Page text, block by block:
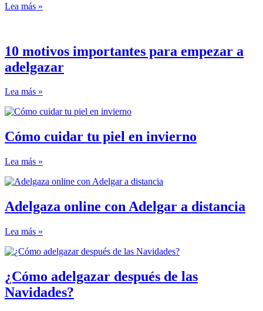
Lea más »
10 motivos importantes para empezar a
adelgazar
Lea más »
Cómo cuidar tu piel en invierno
Lea más »
Adelgaza online con Adelgar a distancia
Lea más »
¿Cómo adelgazar después de las
Navidades?